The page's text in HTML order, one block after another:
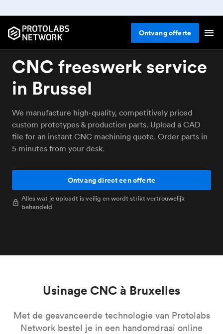
Ontvangofferte
CNC freeswerk service
in Brussel
We manufacture high-quality, competitively priced
custom prototypes & production parts. Upload a CAD
file for an instant CNC machining quote. Order parts in
5 minutes from your desk.
Ontvang direct een offerte
Alles wat je uploadt is veilig en wordt strikt vertrouwelijk
behandeld
Usinage CNC à Bruxelles
Met de geavanceerde technologie van Protolabs
Network bestel je in een handomdraai online